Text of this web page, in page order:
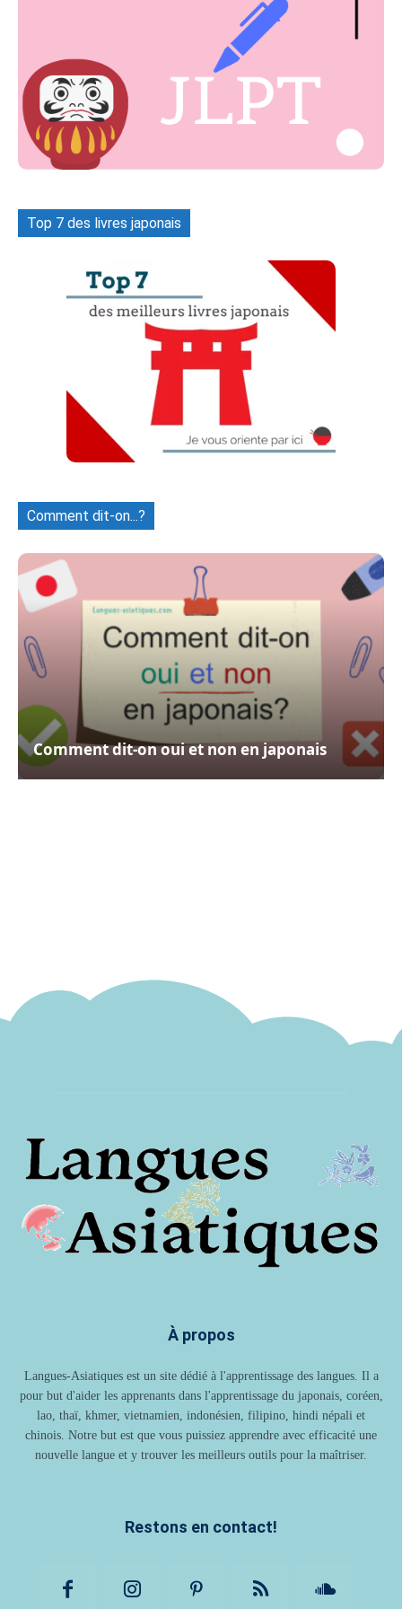
Top 7 des livres japonais
Comment dit-on...?
Comment dit-on oui et non en japonais
À propos
Langues-Asiatiques est un site dédié à l'apprentissage des langues. Il a
pour but d'aider les apprenants dans l'apprentissage du japonais, coréen,
lao, thaï, khmer, vietnamien, indonésien, filipino, hindi népali et
chinois. Notre but est que vous puissiez apprendre avec efficacité une
nouvelle langue et y trouver les meilleurs outils pour la maîtriser.
Restons en contact!